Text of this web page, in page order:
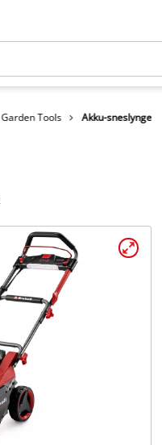
Tools Akku-sneslynge